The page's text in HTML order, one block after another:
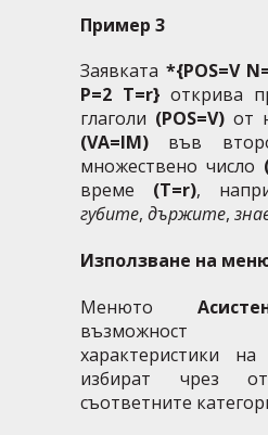
Пример 3
Заявката *{POS=V
P=2 T=r} открива
глаголи (POS=V) от
(VA=IM) във
множествено число
време (T=r),
губите, държите,
Използване на
Менюто
възможност
характеристики
избират чрез
съответните